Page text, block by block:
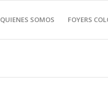
QUIENES SOMOS FOYERS